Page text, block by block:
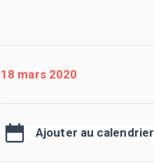
18 mars 2020
Ajouter au calendrier